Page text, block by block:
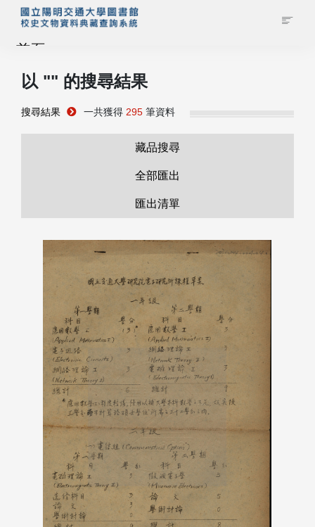
首頁
藏品查詢
管理者登入
以 "" 的搜尋結果
搜尋結果 一共獲得 295 筆資料
藏品搜尋
全部匯出
匯出清單